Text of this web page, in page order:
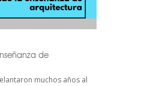
de
muchos años al